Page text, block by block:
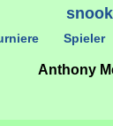
Spieler
Anthony